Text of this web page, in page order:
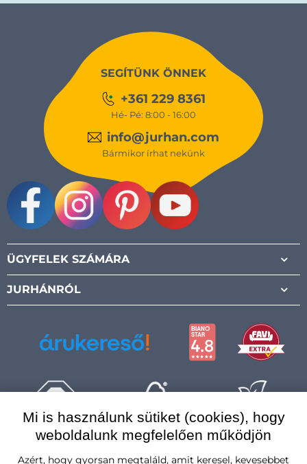
SEGÍTÜNK ÖNNEK
+361 229 8361
Hé- Pé: 8:00 - 16:00
info@jurhan.com
Bármikor írhat nekünk
ÜGYFELEK SZÁMÁRA
JURHÁNRÓL
Mi is használunk sütiket (cookies), hogy
weboldalunk megfelelően működjön
Azért, hogy gyorsan megtaláld, amit keresel, kevesebbet